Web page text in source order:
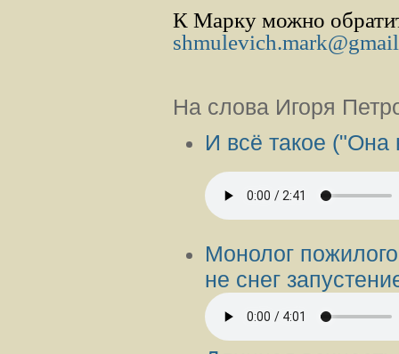
К Марку можно
На слова Игоря
И всё такое ("Она
Монолог
не снег